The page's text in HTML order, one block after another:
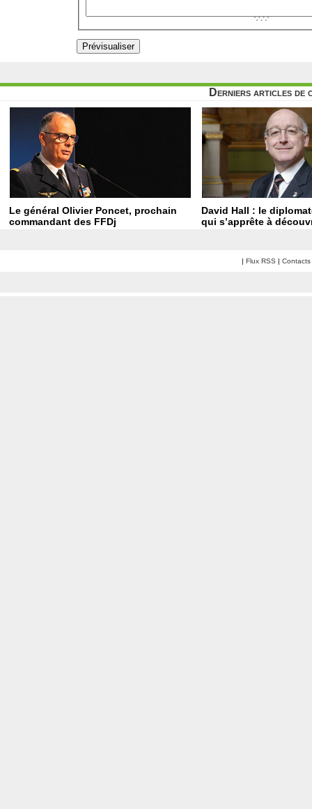
Derniers articles de
Le général Olivier Poncet, prochain
commandant des FFDj
David Hall : le
qui s’apprête à
| Flux RSS | Contacts